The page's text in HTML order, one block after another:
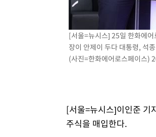
[속보]뉴욕증시 상승 마감…S&P
[서울=뉴시스] 25일 한화에
장이 안제이 두다 대통령, 석
(사진=한화에어로스페이스)
[서울=뉴시스]이인준 기
주식을 매입한다.